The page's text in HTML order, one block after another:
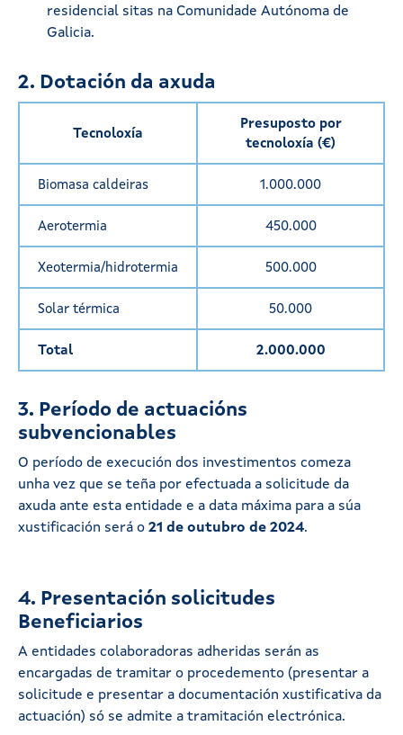
residencial sitas na Comunidade Autónoma de
Galicia.
2. Dotación da axuda
Tecnoloxía
Presuposto por
tecnoloxía (€)
Biomasa caldeiras 1.000.000
Aerotermia 450.000
Xeotermia/hidrotermia 500.000
Solar térmica 50.000
Total 2.000.000
3. Período de actuacións
subvencionables
O período de execución dos investimentos comeza
unha vez que se teña por efectuada a solicitude da
axuda ante esta entidade e a data máxima para a súa
xustificación será o 21 de outubro de 2024.
4. Presentación solicitudes
Beneficiarios
A entidades colaboradoras adheridas serán as
encargadas de tramitar o procedemento (presentar a
solicitude e presentar a documentación xustificativa da
actuación) só se admite a tramitación electrónica.